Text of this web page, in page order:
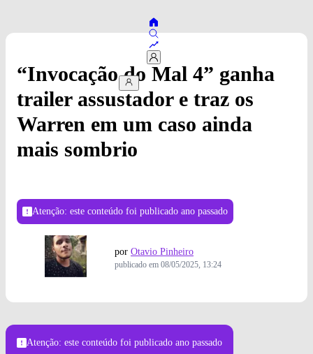
“Invocação do Mal 4” ganha
trailer assustador e traz os
Warren em um caso ainda
mais sombrio
Atenção: este conteúdo foi publicado ano passado
por Otavio Pinheiro
publicado em 08/05/2025, 13:24
Atenção: este conteúdo foi publicado ano passado